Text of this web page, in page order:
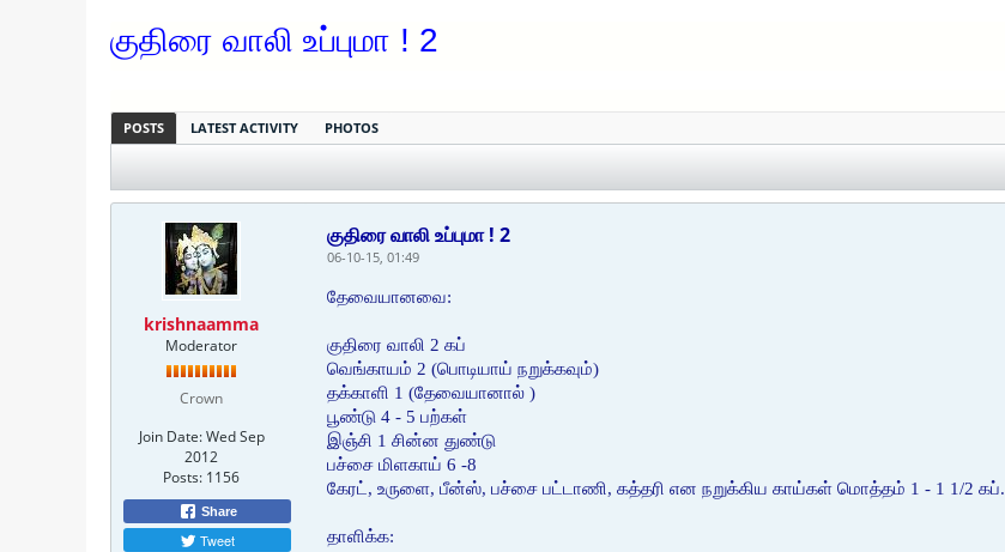
குதிரை வாலி உப்புமா ! 2
POSTS LATEST ACTIVITY PHOTOS
krishnaamma
Moderator
Crown
Join Date: Wed Sep
2012
Posts: 1156
Share
Tweet
குதிரை வாலி உப்புமா ! 2
06-10-15, 01:49
தேவையானவை:
குதிரை வாலி 2 கப்
வெங்காயம் 2 (பொடியாய் நறுக்கவும்)
தக்காளி 1 (தேவையானால் )
பூண்டு 4 - 5 பற்கள்
இஞ்சி 1 சின்ன துண்டு
பச்சை மிளகாய் 6 -8
கேரட், உருளை, பீன்ஸ், பச்சை பட்டாணி, கத்தரி என நறுக்கிய காய்கள் மொத்தம் 1 - 1 1/2 கப்.
தாளிக்க: